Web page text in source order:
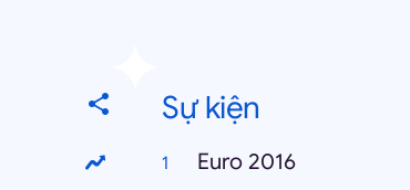
Sự kiện
Euro 2016